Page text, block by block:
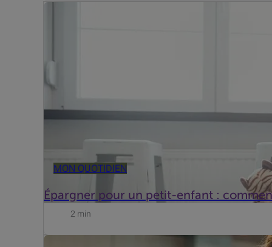
MON QUOTIDIEN
Épargner pour un petit-enfant :
2 min
La première et bonne question à vous poser est de